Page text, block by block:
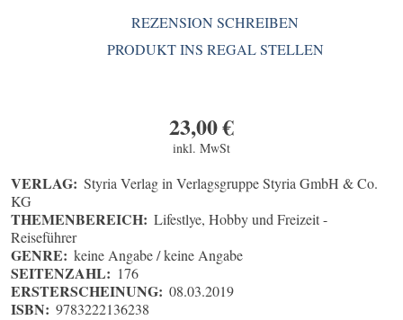
REZENSION SCHREIBEN
PRODUKT INS REGAL STELLEN
23,00€
inkl. MwSt
VERLAG: Styria Verlag in Verlagsgruppe Styria GmbH & Co.
KG
THEMENBEREICH: Lifestlye, Hobby und Freizeit -
Reiseführer
GENRE: keine Angabe / keine Angabe
SEITENZAHL: 176
ERSTERSCHEINUNG: 08.03.2019
ISBN: 9783222136238